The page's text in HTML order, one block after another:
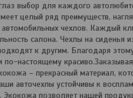
выбор для каждого
целый ряд преимуществ,
чехлов. Каждый
салона. Чехлы на сиденья
к другим. Благодаря
по-настоящему
– прекрасный материал,
авточехлы устойчивы к
Экокожа позволяет нашей